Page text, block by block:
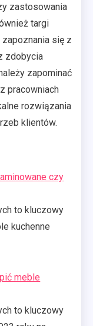
zastosowania
targi
się z
zdobycia
zapominać
pracowniach
rozwiązania
klientów.
czy
to kluczowy
kuchenne
meble
to kluczowy